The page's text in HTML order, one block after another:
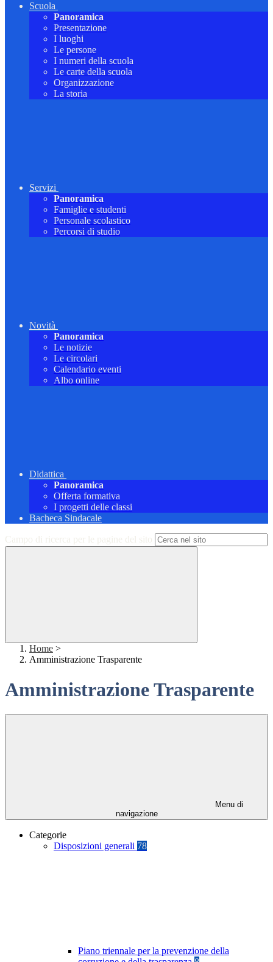
Scuola
Panoramica
Presentazione
I luoghi
Le persone
I numeri della scuola
Le carte della scuola
Organizzazione
La storia
Servizi
Panoramica
Famiglie e studenti
Personale scolastico
Percorsi di studio
Novità
Panoramica
Le notizie
Le circolari
Calendario eventi
Albo online
Didattica
Panoramica
Offerta formativa
I progetti delle classi
Bacheca Sindacale
Campo di ricerca per le pagine del sito
Home >
Amministrazione Trasparente
Amministrazione Trasparente
Menu di
navigazione
Categorie
Disposizioni generali 78
Piano triennale per la prevenzione della